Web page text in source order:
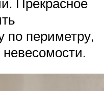
по периметру,